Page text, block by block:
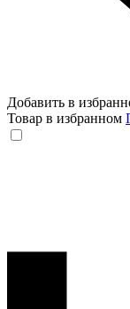
Добавить в
Товар в избранном